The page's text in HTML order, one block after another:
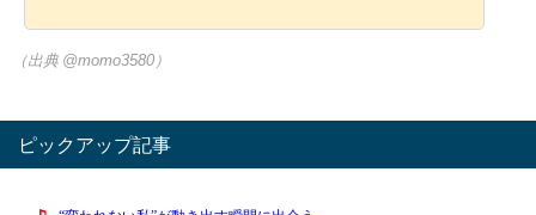
（出典 @momo3580）
ピックアップ記事